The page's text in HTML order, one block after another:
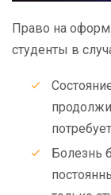
Право на
студенты в
Болезнь